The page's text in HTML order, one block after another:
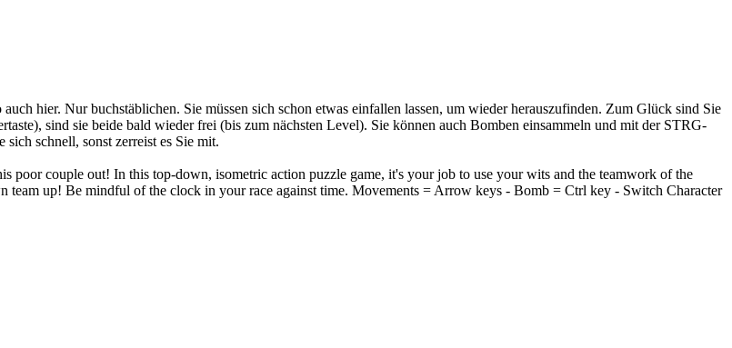
hier. Nur buchstäblichen. Sie müssen sich schon etwas einfallen lassen, um wieder herauszufinden. Zum Glück sind Sie
sind sie beide bald wieder frei (bis zum nächsten Level). Sie können auch Bomben einsammeln und mit der STRG-
schnell, sonst zerreist es Sie mit.
poor couple out! In this top-down, isometric action puzzle game, it's your job to use your wits and the teamwork of the
team up! Be mindful of the clock in your race against time. Movements = Arrow keys - Bomb = Ctrl key - Switch Character